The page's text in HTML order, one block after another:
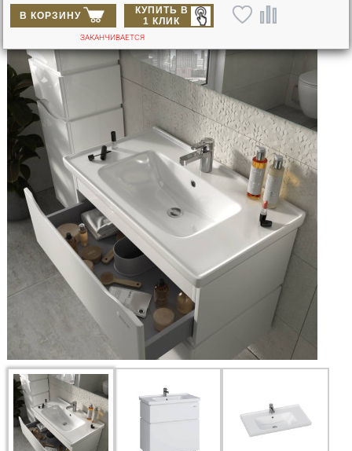
В КОРЗИНУ
КУПИТЬ В
1 КЛИК
ЗАКАНЧИВАЕТСЯ